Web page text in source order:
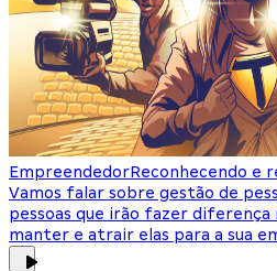
EmpreendedorReconhecendo e
Vamos falar sobre gestão de
pessoas que irão fazer diferença
manter e atrair elas para a sua